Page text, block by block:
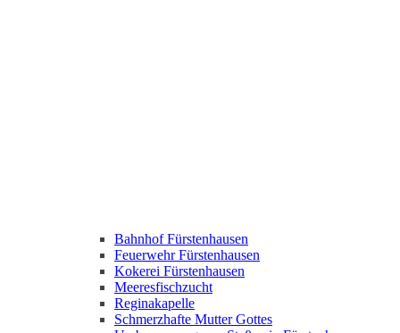
Bahnhof Fürstenhausen
Feuerwehr Fürstenhausen
Kokerei Fürstenhausen
Meeresfischzucht
Reginakapelle
Schmerzhafte Mutter Gottes